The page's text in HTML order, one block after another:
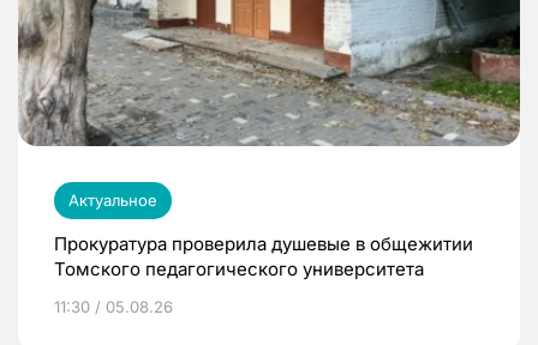
Актуальное
Прокуратура проверила душевые в общежитии
Томского педагогического университета
11:30 / 05.08.26